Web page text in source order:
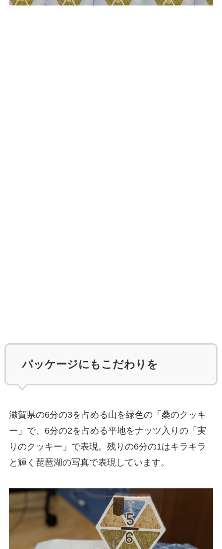
パッケージにもこだわりを
滋賀県の6分の3を占める山を緑色の「桑のクッキ
ー」で、6分の2を占める平地をナッツ入りの「実
りのクッキー」で表現。残りの6分の1はキラキラ
と輝く琵琶湖の写真で表現しています。